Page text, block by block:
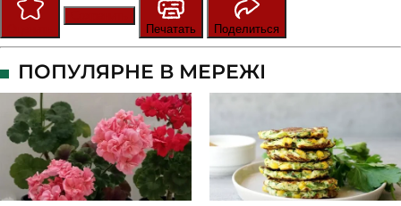
Печатать
Поделиться